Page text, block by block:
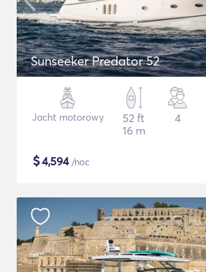
Sunseeker Predator 52
Jacht motorowy
52 ft
16 m
4
$4,594/noc